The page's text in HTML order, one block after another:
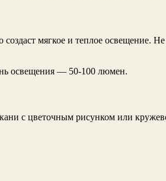
мягкое и теплое освещение.
освещения — 50-100 люмен.
с цветочным рисунком или